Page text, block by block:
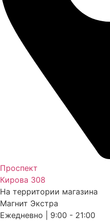
Проспект
Кирова 308
На территории магазина
Магнит Экстра
Ежедневно | 9:00 - 21:00